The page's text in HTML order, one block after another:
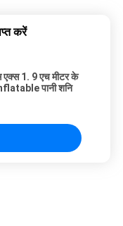
करें
एक्स 1. 9 एच मीटर के
पानी शनि